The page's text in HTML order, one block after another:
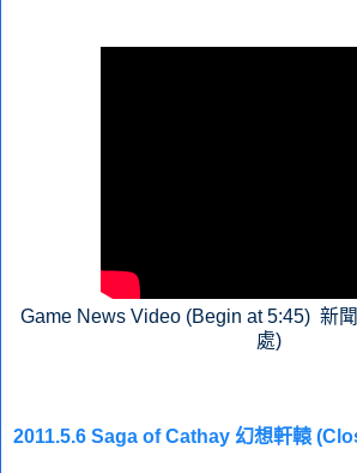
Game News Video (Begin at 5:45) 新
處)
2011.5.6 Saga of Cathay 幻想軒轅